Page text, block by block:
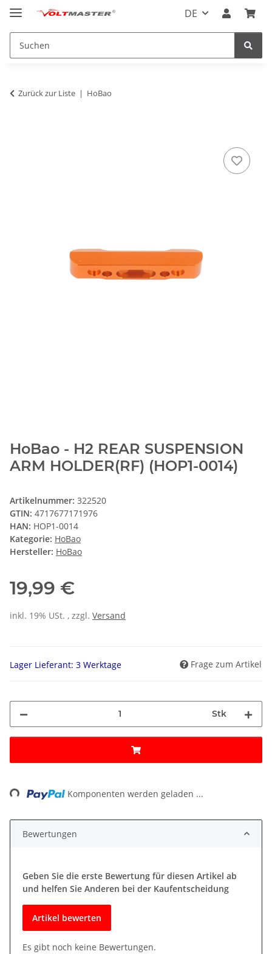
DE
Zurück zur Liste HoBao
HoBao - H2 REAR SUSPENSION
ARM HOLDER(RF) (HOP1-0014)
Artikelnummer: 322520
GTIN: 4717677171976
HAN: HOP1-0014
Kategorie: HoBao
Hersteller: HoBao
19,99 €
inkl. 19% USt. , zzgl. Versand
Lager Lieferant: 3 Werktage Frage zum Artikel
Stk
Komponenten werden geladen ...
Bewertungen
Geben Sie die erste Bewertung für diesen Artikel ab
und helfen Sie Anderen bei der Kaufentscheidung
Artikel bewerten
Es gibt noch keine Bewertungen.